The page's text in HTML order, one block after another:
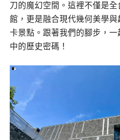
刀的魔幻空間。這裡不僅是
館，更是融合現代幾何美學
卡景點。跟著我們的腳步，
中的歷史密碼！